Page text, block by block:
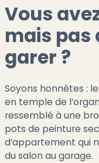
Vous
mais pas
garer ?
Soyons honnêtes :
en temple de
ressemblé à une
pots de peinture
d’appartement qui
du salon au garage.